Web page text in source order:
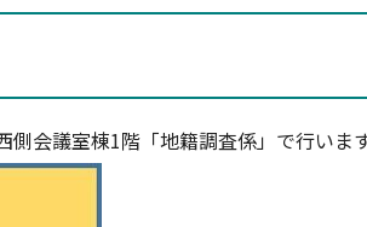
会議室棟1階「地籍調査係」で行いま